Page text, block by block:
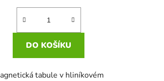
DO KOŠÍKU
tabule v hliníkovém